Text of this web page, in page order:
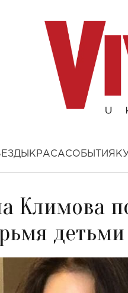
КРАСАСОБЫТИЯ
Климова
детьми